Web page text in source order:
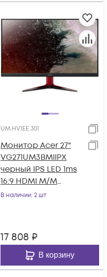
UM.HV1EE.301
Монитор Acer 27"
VG271UM3BMIIPX
черный IPS LED 1ms
16:9 HDMI M/M
матовая 250cd
В наличии: 2 шт
17 808 ₽
В корзину